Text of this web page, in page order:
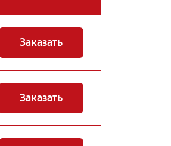
Заказать
Заказать